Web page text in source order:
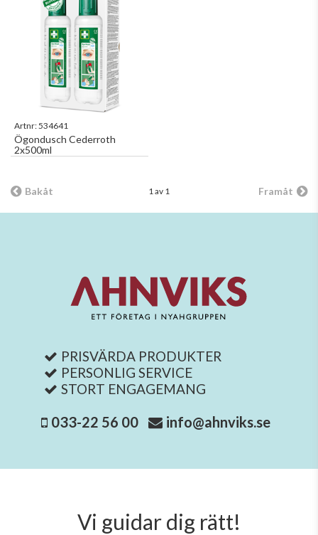
Artnr:534641
Ögondusch Cederroth
2x500ml
Bakåt 1 av 1 Framåt
PRISVÄRDA PRODUKTER
PERSONLIG SERVICE
STORT ENGAGEMANG
033-22 56 00 info@ahnviks.se
Vi guidar dig rätt!